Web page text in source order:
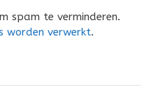
spam te verminderen.
worden verwerkt.